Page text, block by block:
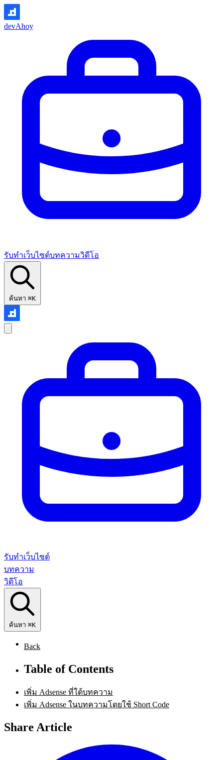
devAhoy
รับทำเว็บไซต์บทความวิดีโอ
ค้นหา ⌘K
รับทำเว็บไซต์
บทความ
วิดีโอ
ค้นหา ⌘K
Back
Table of Contents
เพิ่ม Adsense ที่ใต้บทความ
เพิ่ม Adsense ในบทความโดยใช้ Short Code
Share Article